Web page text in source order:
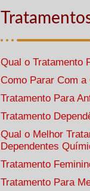
Qual o Tratamento
Como Parar Com a
Tratamento Para
Tratamento
Qual o Melhor
Dependentes
Tratamento
Tratamento Para